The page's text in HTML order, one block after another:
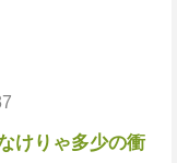
けりゃ多少の衝